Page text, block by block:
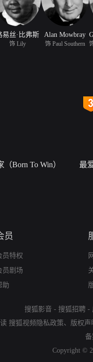
易丝·比弗斯
饰 Lily
Alan Mowbray
饰 Paul Southern
Born To Win） 最
员
员特权
员剧场
助
搜狐影音 - 搜狐招聘 -
搜狐视频隐私政策、 版权声
备
Copyright ©